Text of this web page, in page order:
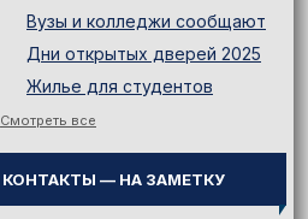
Вузы и колледжи сообщают
Дни открытых дверей 2025
Жилье для студентов
Законодательство
Иностранному абитуриенту
Куда поступать на твою
специальность?
Смотреть все
КОНТАКТЫ — НА ЗАМЕТКУ